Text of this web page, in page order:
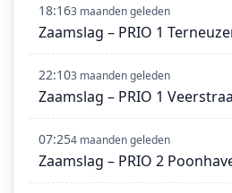
18:163 maanden geleden
Zaamslag – PRIO 1
22:103 maanden geleden
Zaamslag – PRIO 1
07:254 maanden geleden
Zaamslag – PRIO 2